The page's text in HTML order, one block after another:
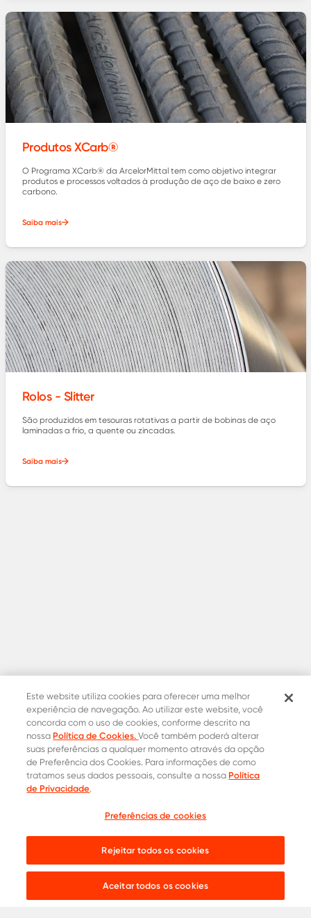
Produtos XCarb®
O Programa XCarb® da ArcelorMittal tem como objetivo integrar
produtos e processos voltados à produção de aço de baixo e zero
carbono.
Saiba mais
Rolos - Slitter
São produzidos em tesouras rotativas a partir de bobinas de aço
laminadas a frio, a quente ou zincadas.
Saiba mais
Contatos Oficiais
Onde comprar
Live chat:
Este website utiliza cookies para oferecer uma melhor
experiência de navegação. Ao utilizar este website, você
concorda com o uso de cookies, conforme descrito na
nossa Política de Cookies.Você também poderá alterar
suas preferências a qualquer momento através da opção
de Preferência dos Cookies. Para informações de como
tratamos seus dados pessoais, consulte a nossa Política
de Privacidade.
Preferências de cookies
Rejeitar todos os cookies
Aceitar todos os cookies